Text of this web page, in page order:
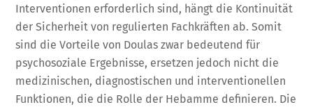
Interventionen erforderlich sind, hängt die Kontinuität
der Sicherheit von regulierten Fachkräften ab. Somit
sind die Vorteile von Doulas zwar bedeutend für
psychosoziale Ergebnisse, ersetzen jedoch nicht die
medizinischen, diagnostischen und interventionellen
Funktionen, die die Rolle der Hebamme definieren. Die